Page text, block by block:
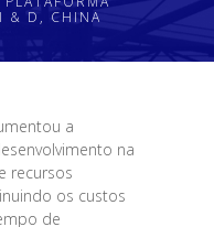
& D, CHINA
a
na
recursos
os custos
de